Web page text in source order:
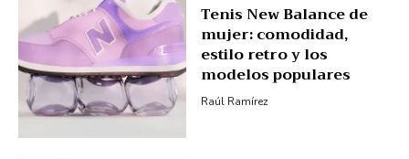
Tenis New Balance de
mujer: comodidad,
estilo retro y los
modelos populares
Raúl Ramírez